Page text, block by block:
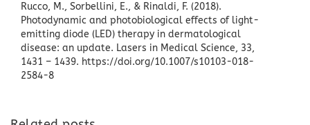
Rucco, M., Sorbellini, E., & Rinaldi, F. (2018).
Photodynamic and photobiological effects of light-
emitting diode (LED) therapy in dermatological
disease: an update. Lasers in Medical Science, 33,
1431 – 1439. https://doi.org/10.1007/s10103-018-
2584-8